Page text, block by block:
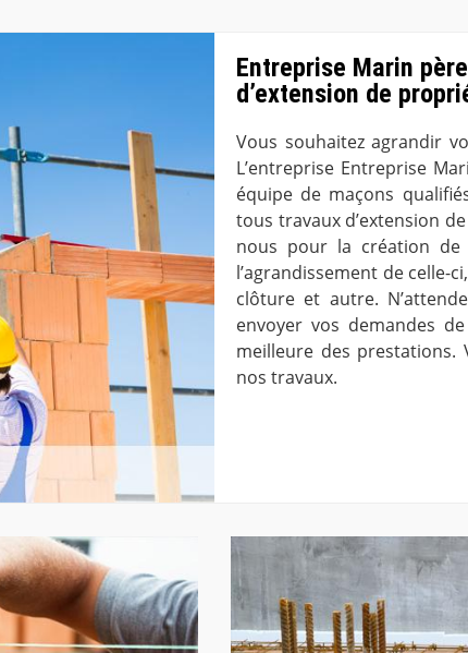
Entreprise Marin
d’extension de
Vous souhaitez agrandir
L’entreprise Entreprise
équipe de maçons
tous travaux d’extension
nous pour la création de
l’agrandissement de celle-
clôture et autre.
envoyer vos demandes
meilleure des prestations.
nos travaux.